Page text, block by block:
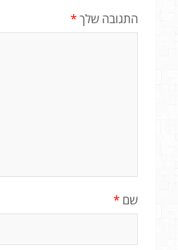
התגובה שלך*
שם *